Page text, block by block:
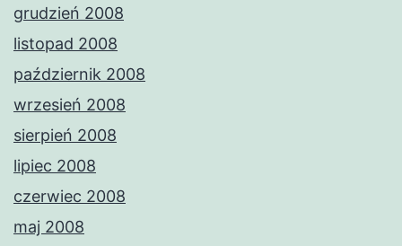
grudzień 2008
listopad 2008
październik 2008
wrzesień 2008
sierpień 2008
lipiec 2008
czerwiec 2008
maj 2008